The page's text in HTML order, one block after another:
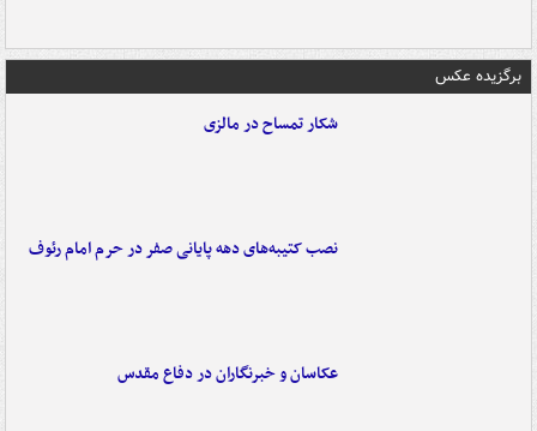
برگزیده عکس
شکار تمساح در مالزی
نصب کتیبه‌های دهه پایانی صفر در حرم امام رئوف
عکاسان و خبرنگاران در دفاع مقدس